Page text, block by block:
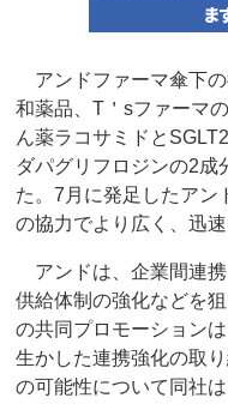
アンドファーマ傘下
和薬品、T＇sファーマ
ん薬ラコサミドと
ダパグリフロジンの2成
た。7月に発足したアン
の協力でより広く、迅
アンドは、企業間連
供給体制の強化などを
の共同プロモーション
生かした連携強化の取
の可能性について同社